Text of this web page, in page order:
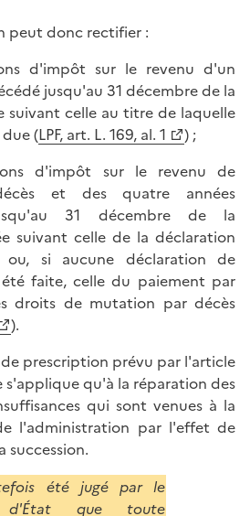
peut donc rectifier :
d'impôt sur le revenu d'un
jusqu'au 31 décembre de la
suivant celle au titre de laquelle
(LPF, art. L. 169, al. 1
) ;
d'impôt sur le revenu de
et des quatre années
31 décembre de la
suivant celle de la déclaration
ou, si aucune déclaration de
été faite, celle du paiement par
droits de mutation par décès
).
de prescription prévu par l'article
s'applique qu'à la réparation des
qui sont venues à la
l'administration par l'effet de
succession.
été jugé par le
d'État que toute